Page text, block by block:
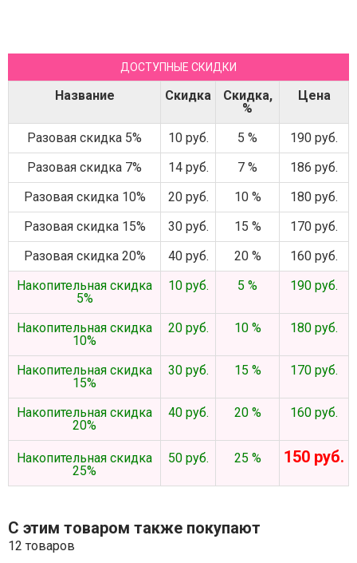
ДОСТУПНЫЕ СКИДКИ
Название Скидка
Скидка,
%
Цена
Разовая скидка 5% 10 руб. 5 %
190 руб.
Разовая скидка 7%
14 руб. 7 %
186 руб.
Разовая скидка 10%
20 руб. 10 %
180 руб.
Разовая скидка 15%
30 руб. 15 %
170 руб.
Разовая скидка 20%
40 руб. 20 %
160 руб.
Накопительная скидка
5%
10 руб. 5 % 190 руб.
Накопительная скидка
10%
20 руб. 10 % 180 руб.
Накопительная скидка
15%
30 руб. 15 % 170 руб.
Накопительная скидка
20%
40 руб. 20 % 160 руб.
Накопительная скидка
25%
50 руб. 25 % 150 руб.
С этим товаром также покупают
12 товаров